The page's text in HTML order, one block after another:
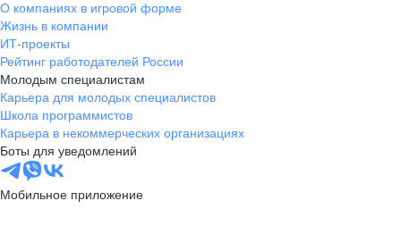
О компаниях в игровой форме
Жизнь в компании
ИТ-проекты
Рейтинг работодателей России
Молодым специалистам
Карьера для молодых специалистов
Школа программистов
Карьера в некоммерческих организациях
Боты для уведомлений
Мобильное приложение